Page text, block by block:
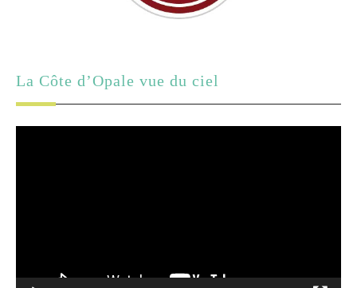
La Côte d’Opale vue du ciel